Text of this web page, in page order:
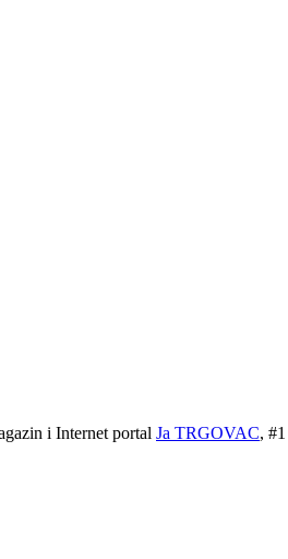
i Internet portal Ja TRGOVAC,